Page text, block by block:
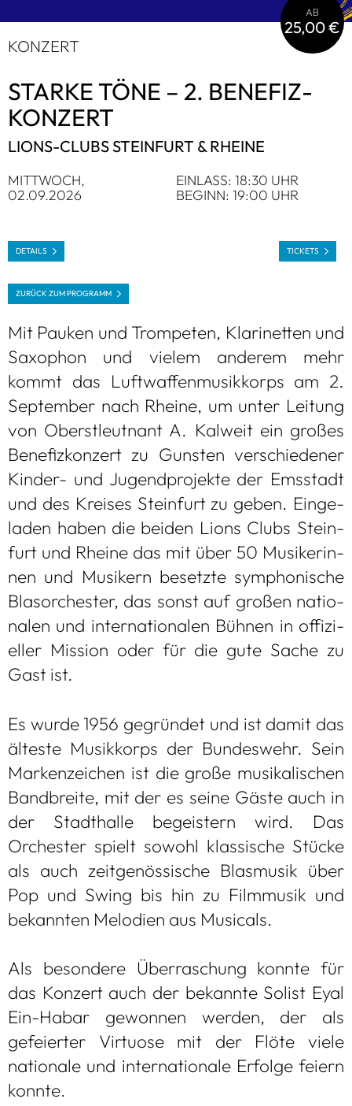
KON­ZERT
STARKE TÖNE – 2. BENE­FIZ­
KON­ZERT
LIONS-CLUBS STEIN­FURT & RHEINE
MITT­WOCH,
02.09.2026
EIN­LASS: 18:30 UHR
BEGINN: 19:00 UHR
AB
25,00 €
DETAILS
ZURÜCK ZUM PRO­GRAMM
TICKETS
Mit Pau­ken und Trom­pe­ten, Kla­ri­net­ten und
Saxo­phon und vie­lem ande­rem mehr
kommt das Luft­waf­fen­mu­sik­korps am 2.
Sep­tem­ber nach Rheine, um unter Lei­tung
von Oberst­leut­nant A. Kal­weit ein gro­ßes
Bene­fiz­kon­zert zu Guns­ten ver­schie­de­ner
Kin­der- und Jugend­pro­jekte der Ems­stadt
und des Krei­ses Stein­furt zu geben. Ein­ge­
la­den haben die bei­den Lions Clubs Stein­
furt und Rheine das mit über 50 Musi­ke­rin­
nen und Musi­kern besetzte sym­pho­ni­sche
Blas­or­ches­ter, das sonst auf gro­ßen natio­
na­len und inter­na­tio­na­len Büh­nen in offi­zi­
el­ler Mis­sion oder für die gute Sache zu
Gast ist.
Es wurde 1956 gegrün­det und ist damit das
älteste Musik­korps der Bun­des­wehr. Sein
Mar­ken­zei­chen ist die große musi­ka­li­schen
Band­breite, mit der es seine Gäste auch in
der Stadt­halle begeis­tern wird. Das
Orches­ter spielt sowohl klas­si­sche Stü­cke
als auch zeit­ge­nös­si­sche Blas­mu­sik über
Pop und Swing bis hin zu Film­mu­sik und
bekann­ten Melo­dien aus Musi­cals.
Als beson­dere Über­ra­schung konnte für
das Kon­zert auch der bekannte Solist Eyal
Ein-Habar gewon­nen wer­den, der als
gefei­er­ter Vir­tuose mit der Flöte viele
natio­nale und inter­na­tio­nale Erfolge fei­ern
konnte.